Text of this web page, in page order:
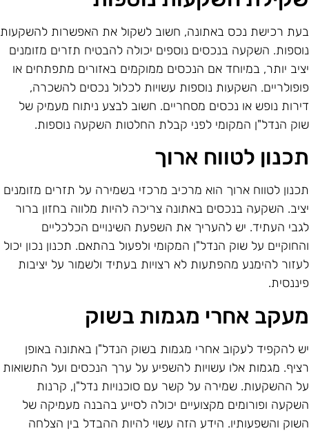
רכישת נכס באתונה, חשוב לשקול את האפשרות להשקעות
השקעה בנכסים נוספים יכולה להבטיח תזרים מזומנים
יותר, במיוחד אם הנכסים ממוקמים באזורים מתפתחים או
השקעות נוספות עשויות לכלול נכסים להשכרה,
נופש או נכסים מסחריים. חשוב לבצע ניתוח מעמיק של
הנדל"ן המקומי לפני קבלת החלטות השקעה נוספות.
לטווח ארוך
לטווח ארוך הוא מרכיב מרכזי בשמירה על תזרים מזומנים
השקעה בנכסים באתונה צריכה להיות מלווה בחזון ברור
העתיד. יש להעריך את השפעת השינויים הכלכליים
על שוק הנדל"ן המקומי ולפעול בהתאם. תכנון נכון יכול
להימנע מהפתעות לא רצויות בעתיד ולשמור על יציבות
אחרי מגמות בשוק
להקפיד לעקוב אחרי מגמות בשוק הנדל"ן באתונה באופן
מגמות אלו עשויות להשפיע על ערך הנכסים ועל התשואות
ההשקעות. שמירה על קשר עם סוכנויות נדל"ן, קרנות
ופורומים מקצועיים יכולה לסייע בהבנה מעמיקה של
והשפעותיו. הידע הזה עשוי להיות ההבדל בין הצלחה